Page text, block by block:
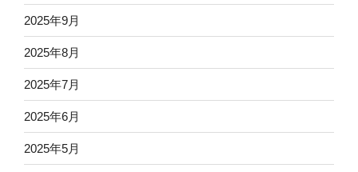
2025年9月
2025年8月
2025年7月
2025年6月
2025年5月